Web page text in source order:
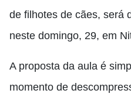
de filhotes de cães, será
neste domingo, 29, em
A proposta da aula é
momento de